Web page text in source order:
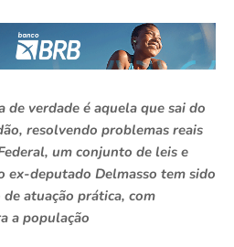
verdade é aquela que sai do
resolvendo problemas reais
um conjunto de leis e
ex-deputado Delmasso tem sido
atuação prática, com
a população